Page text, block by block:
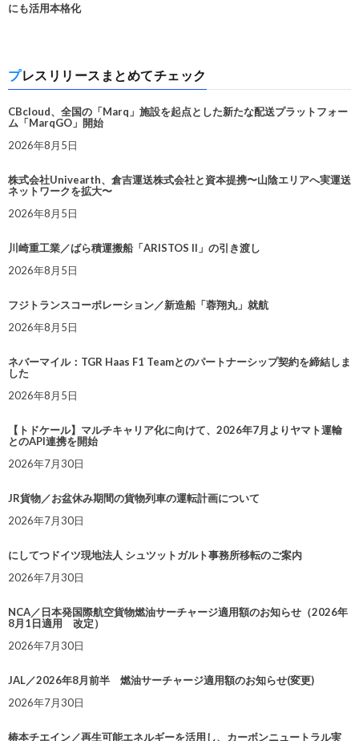
にも活用本格化
プレスリリースまとめてチェック
CBcloud、全国の「Marq」施設を起点とした新たな配送プラットフォー
ム「MarqGO」開始
2026年8月5日
株式会社Univearth、倉吉運送株式会社と資本提携〜山陰エリアへ実運送
ネットワークを拡大〜
2026年8月5日
川崎重工業／ばら積運搬船「ARISTOS II」の引き渡し
2026年8月5日
フジトランスコーポレーション／新造船「蓉翔丸」就航
2026年8月5日
ネバーマイル：TGR Haas F1 Teamとのパートナーシップ契約を締結しま
した
2026年8月5日
【トドケール】マルチキャリア化に向けて、2026年7月よりヤマト運輸
とのAPI連携を開始
2026年7月30日
JR貨物／お盆休み期間の貨物列車の運転計画について
2026年7月30日
にしてつドイツ現地法人 シュツットガルト事務所移転のご案内
2026年7月30日
NCA／日本発国際航空貨物燃油サーチャージ適用額のお知らせ（2026年
8月1日適用 改定）
2026年7月30日
JAL／2026年8月前半 燃油サーチャージ適用額のお知らせ(変更)
2026年7月30日
椿本チエイン／再生可能エネルギーを活用し、カーボンニュートラル実